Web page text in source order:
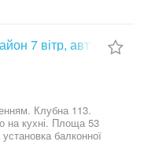
в
Зелений
Перегляд за
7 вітр, авт. опалення.
на кухні. Площа 53
балконної